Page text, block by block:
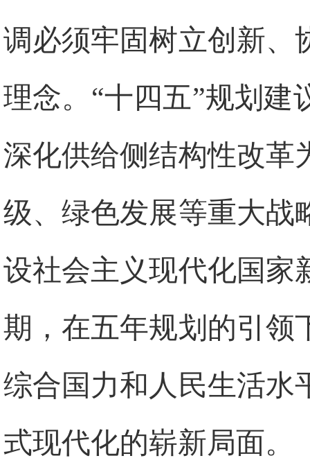
调必须牢固树立创新、
理念。“十四五”规划建
深化供给侧结构性改革
级、绿色发展等重大战
设社会主义现代化国家
期，在五年规划的引领
综合国力和人民生活水
式现代化的崭新局面。